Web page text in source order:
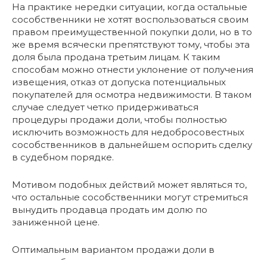
На практике нередки ситуации, когда остальные
сособственники не хотят воспользоваться своим
правом преимущественной покупки доли, но в то
же время всячески препятствуют тому, чтобы эта
доля была продана третьим лицам. К таким
способам можно отнести уклонение от получения
извещения, отказ от допуска потенциальных
покупателей для осмотра недвижимости. В таком
случае следует четко придерживаться
процедуры продажи доли, чтобы полностью
исключить возможность для недобросовестных
сособственников в дальнейшем оспорить сделку
в судебном порядке.
Мотивом подобных действий может являться то,
что остальные сособственники могут стремиться
вынудить продавца продать им долю по
заниженной цене.
Оптимальным вариантом продажи доли в